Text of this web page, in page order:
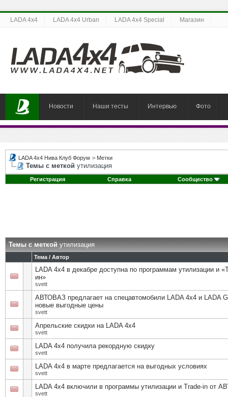
LADA 4x4 LADA 4x4 Urban LADA 4x4 Special Магазин
Новости Наши тесты Интервью Фото
LADA 4x4 Нива Клуб Форум > Метки
Темы с меткой утилизация
Регистрация Справка Сообщество
Темы с меткойутилизация
Тема / Автор
LADA 4х4 в декабре доступна по программам утилизации и
ин»
svett
АВТОВАЗ предлагает на спецавтомобили LADA 4x4 и LADA
новые выгодные цены
svett
Апрельские скидки на LADA 4х4
svett
LADA 4x4 получила рекордную скидку
svett
LADA 4х4 в марте предлагается на выгодных условиях
svett
LADA 4х4 включили в программы утилизации и Trade-in от
svett